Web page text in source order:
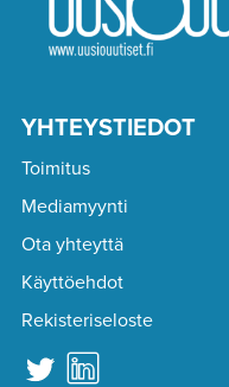
YHTEYSTIEDOT
Toimitus
Mediamyynti
Ota yhteyttä
Käyttöehdot
Rekisteriseloste